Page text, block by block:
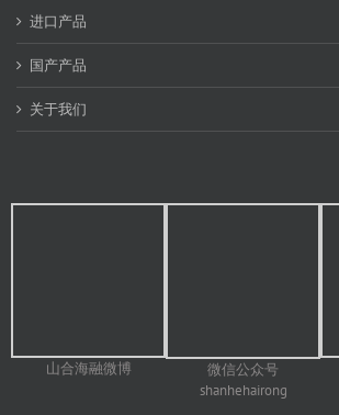
进口产品
国产产品
关于我们
山合海融微博
微信公众号
shanhehairong